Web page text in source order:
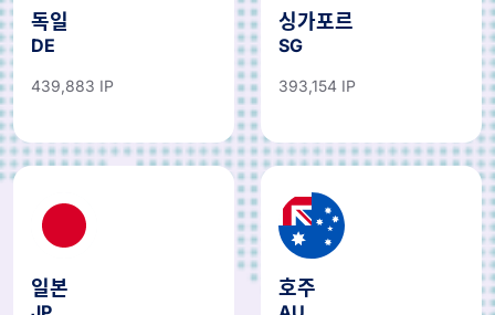
독일
DE
439,883 IP
싱가포르
SG
393,154 IP
일본
JP
호주
AU